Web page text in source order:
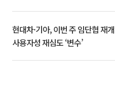
현대차·기아, 이번 주 임단협 재
사용자성 재심도 ‘변수’